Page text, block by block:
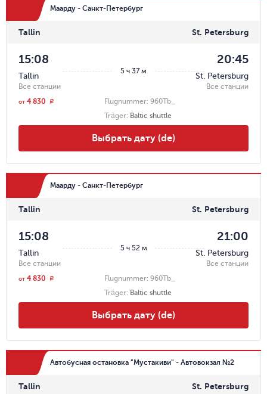
Маарду - Санкт-Петербург
Tallin St. Petersburg
5 ч 37 м
15:08
Tallin
Все станции
20:45
St. Petersburg
Все станции
Flugnummer: 960Tb_
Träger: Baltic shuttle
от 4 830 r
Выбрать дату (de)
Маарду - Санкт-Петербург
Tallin St. Petersburg
5 ч 52 м
15:08
Tallin
Все станции
21:00
St. Petersburg
Все станции
Flugnummer: 960Tb_
Träger: Baltic shuttle
от 4 830 r
Выбрать дату (de)
Автобусная остановка "Мустакиви" - Автовокзал №2
Tallin St. Petersburg